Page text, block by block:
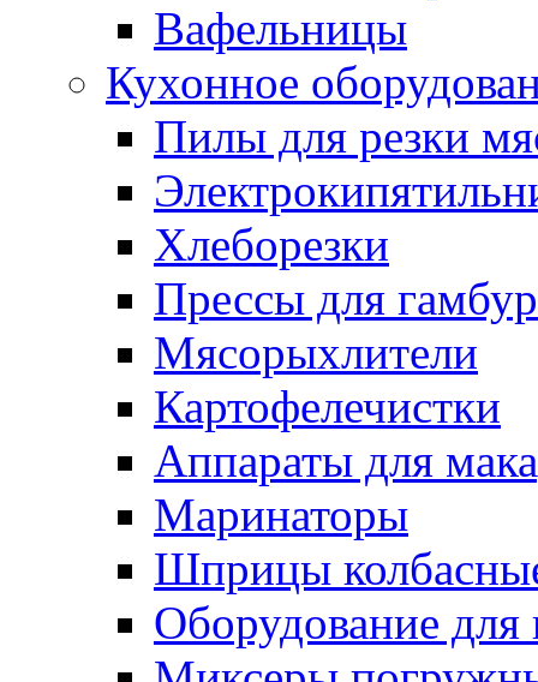
Вафельницы
Кухонное
Пилы для резки
Хлеборезки
Прессы для
Мясорыхлители
Картофелечистки
Аппараты для
Маринаторы
Шприцы
Оборудование для